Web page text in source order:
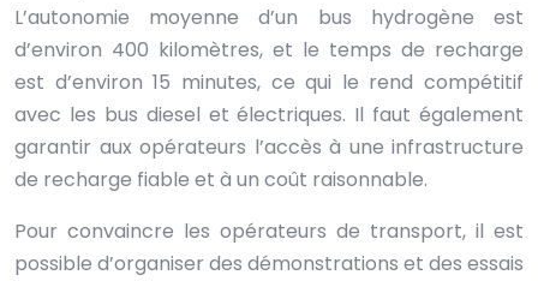
L’autonomie moyenne d’un bus hydrogène est
d’environ 400 kilomètres, et le temps de recharge
est d’environ 15 minutes, ce qui le rend compétitif
avec les bus diesel et électriques. Il faut également
garantir aux opérateurs l’accès à une infrastructure
de recharge fiable et à un coût raisonnable.
Pour convaincre les opérateurs de transport, il est
possible d’organiser des démonstrations et des essais